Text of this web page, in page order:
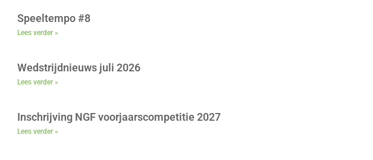
Speeltempo #8
Lees verder »
Wedstrijdnieuws juli 2026
Lees verder »
Inschrijving NGF voorjaarscompetitie 2027
Lees verder »